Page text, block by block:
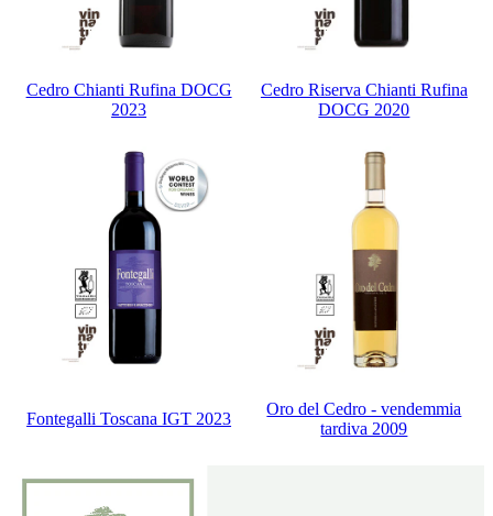
Cedro Chianti Rufina DOCG
2023
Cedro Riserva Chianti Rufina
DOCG 2020
Fontegalli Toscana IGT 2023
Oro del Cedro - vendemmia
tardiva 2009